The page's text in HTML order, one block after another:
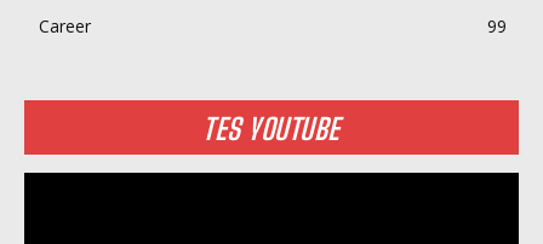
Career
99
TES YOUTUBE